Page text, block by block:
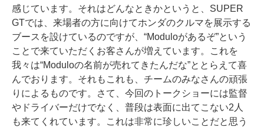
感じています。それはどんなときかというと、SUPER
GTでは、来場者の方に向けてホンダのクルマを展示する
ブースを設けているのですが、“Moduloがあるぞ”という
ことで来ていただくお客さんが増えています。これを
我々は“Moduloの名前が売れてきたんだな”ととらえて喜
んでおります。それもこれも、チームのみなさんの頑張
りによるものです。さて、今回のトークショーには監督
やドライバーだけでなく、普段は表面に出てこない2人
も来てくれています。これは非常に珍しいことだと思う